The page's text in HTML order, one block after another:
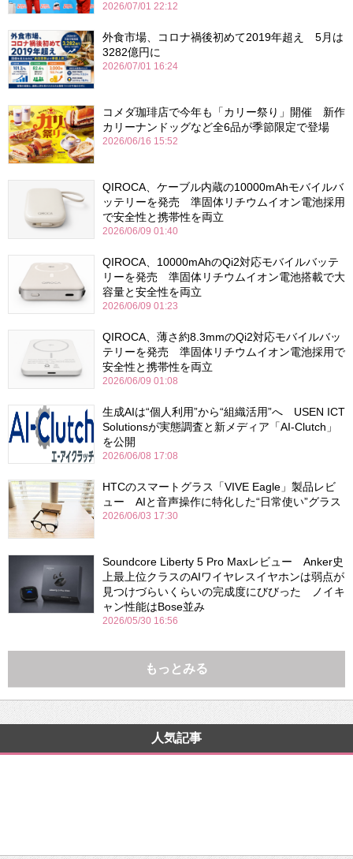
2026/07/01 22:12
外食市場、コロナ禍後初めて2019年超え 5月は
3282億円に
2026/07/01 16:24
コメダ珈琲店で今年も「カリー祭り」開催 新作
カリーナンドッグなど全6品が季節限定で登場
2026/06/16 15:52
QIROCA、ケーブル内蔵の10000mAhモバイルバ
ッテリーを発売 準固体リチウムイオン電池採用
で安全性と携帯性を両立
2026/06/09 01:40
QIROCA、10000mAhのQi2対応モバイルバッテ
リーを発売 準固体リチウムイオン電池搭載で大
容量と安全性を両立
2026/06/09 01:23
QIROCA、薄さ約8.3mmのQi2対応モバイルバッ
テリーを発売 準固体リチウムイオン電池採用で
安全性と携帯性を両立
2026/06/09 01:08
生成AIは“個人利用”から“組織活用”へ USEN ICT
Solutionsが実態調査と新メディア「AI-Clutch」
を公開
2026/06/08 17:08
HTCのスマートグラス「VIVE Eagle」製品レビ
ュー AIと音声操作に特化した“日常使い”グラス
2026/06/03 17:30
Soundcore Liberty 5 Pro Maxレビュー Anker史
上最上位クラスのAIワイヤレスイヤホンは弱点が
見つけづらいくらいの完成度にびびった ノイキ
ャン性能はBose並み
2026/05/30 16:56
もっとみる
人気記事